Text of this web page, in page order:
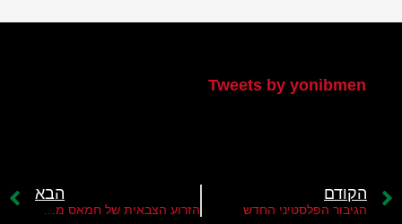
Tweets by yonibmen
הקודם
הגיבור הפלסטיני החדש
הבא